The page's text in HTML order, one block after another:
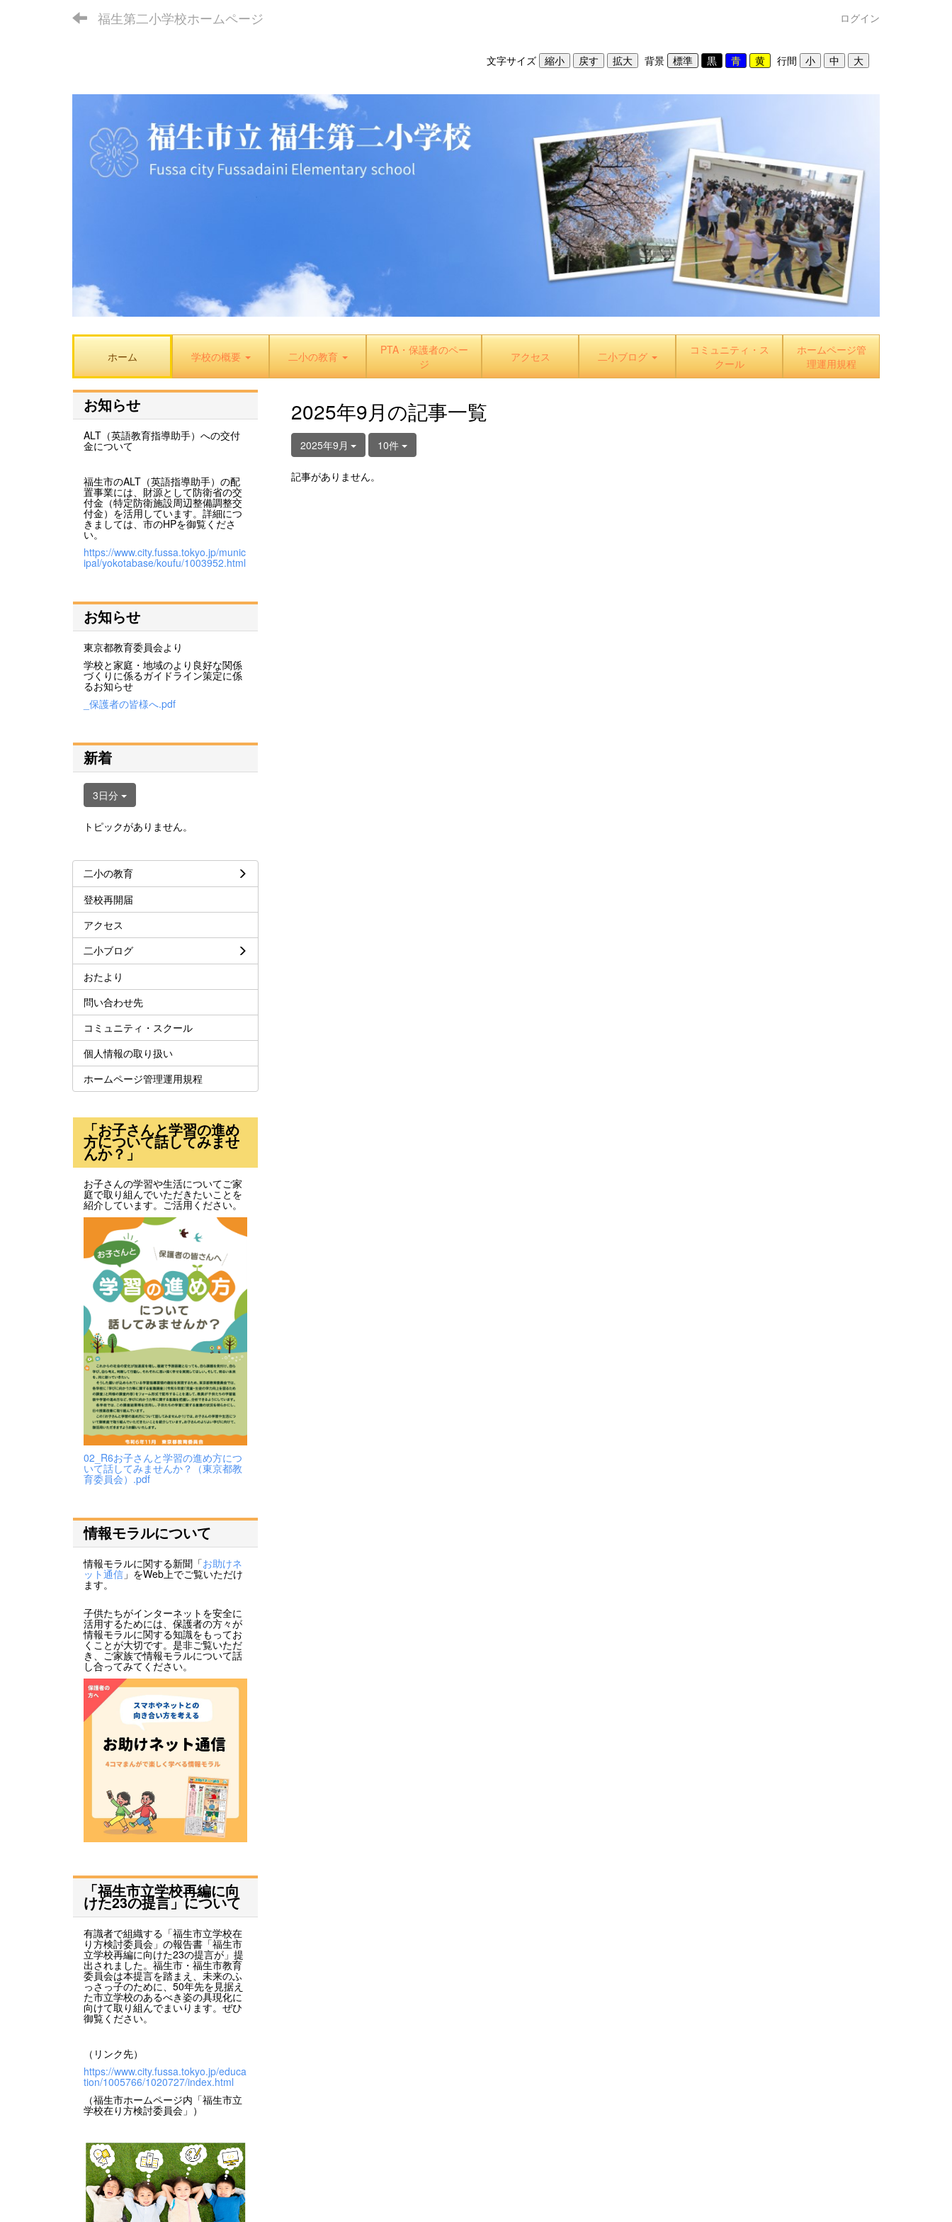
福生第二小学校ホームページ ログイン
文字サイズ 背景 行間
ホーム 学校の概要 二小の教育
PTA・保護者のペー
ジ
アクセス 二小ブログ
コミュニティ・ス
クール
ホームページ管
理運用規程
2025年9月の記事一覧
2025年9月 10件
記事がありません。
お知らせ
ALT（英語教育指導助手）への交付
金について
福生市のALT（英語指導助手）の配
置事業には、財源として防衛省の交
付金（特定防衛施設周辺整備調整交
付金）を活用しています。詳細につ
きましては、市のHPを御覧くださ
い。
https://www.city.fussa.tokyo.jp/munic
ipal/yokotabase/koufu/1003952.html
お知らせ
東京都教育委員会より
学校と家庭・地域のより良好な関係
づくりに係るガイドライン策定に係
るお知らせ
_保護者の皆様へ.pdf
新着
3日分
トピックがありません。
二小の教育
登校再開届
アクセス
二小ブログ
おたより
問い合わせ先
コミュニティ・スクール
個人情報の取り扱い
ホームページ管理運用規程
「お子さんと学習の進め
方について話してみませ
んか？」
お子さんの学習や生活についてご家
庭で取り組んでいただきたいことを
紹介しています。ご活用ください。
02_R6お子さんと学習の進め方につ
いて話してみませんか？（東京都教
育委員会）.pdf
情報モラルについて
情報モラルに関する新聞「お助けネ
ット通信 」をWeb上でご覧いただけ
ます。
子供たちがインターネットを安全に
活用するためには、保護者の方々が
情報モラルに関する知識をもってお
くことが大切です。是非ご覧いただ
き、ご家族で情報モラルについて話
し合ってみてください。
「福生市立学校再編に向
けた23の提言」について
有識者で組織する「福生市立学校在
り方検討委員会」の報告書「福生市
立学校再編に向けた23の提言が」提
出されました。福生市・福生市教育
委員会は本提言を踏まえ、未来のふ
っさっ子のために、50年先を見据え
た市立学校のあるべき姿の具現化に
向けて取り組んでまいります。ぜひ
御覧ください。
（リンク先）
https://www.city.fussa.tokyo.jp/educa
tion/1005766/1020727/index.html
（福生市ホームページ内「福生市立
学校在り方検討委員会」）